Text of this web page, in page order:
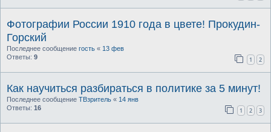
Фотографии России 1910 года в цвете! Прокудин-
Горский
Последнее сообщение гость « 13 фев
Ответы: 9 1 2
Как научиться разбираться в политике за 5 минут!
Последнее сообщение ТВзритель « 14 янв
Ответы: 16 1 2 3